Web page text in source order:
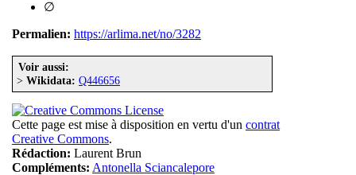
∅
Permalien: https://arlima.net/no/3282
Voir aussi:
> Wikidata: Q446656
Cette page est mise à disposition en vertu d'un contrat
Creative Commons.
Rédaction: Laurent Brun
Compléments: Antonella Sciancalepore